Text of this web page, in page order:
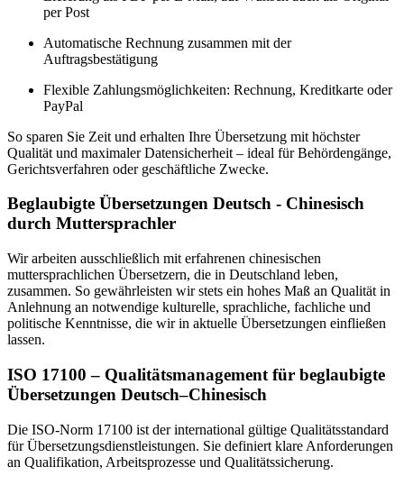
per Post
Automatische Rechnung zusammen mit der
Auftragsbestätigung
Flexible Zahlungsmöglichkeiten: Rechnung, Kreditkarte oder
PayPal
So sparen Sie Zeit und erhalten Ihre Übersetzung mit höchster
Qualität und maximaler Datensicherheit – ideal für Behördengänge,
Gerichtsverfahren oder geschäftliche Zwecke.
Beglaubigte Übersetzungen Deutsch - Chinesisch
durch Muttersprachler
Wir arbeiten ausschließlich mit erfahrenen chinesischen
muttersprachlichen Übersetzern, die in Deutschland leben,
zusammen. So gewährleisten wir stets ein hohes Maß an Qualität in
Anlehnung an notwendige kulturelle, sprachliche, fachliche und
politische Kenntnisse, die wir in aktuelle Übersetzungen einfließen
lassen.
ISO 17100 – Qualitätsmanagement für beglaubigte
Übersetzungen Deutsch–Chinesisch
Die ISO-Norm 17100 ist der international gültige Qualitätsstandard
für Übersetzungsdienstleistungen. Sie definiert klare Anforderungen
an Qualifikation, Arbeitsprozesse und Qualitätssicherung.